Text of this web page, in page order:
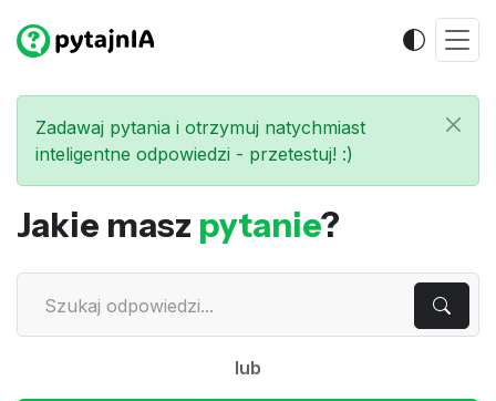
Zadawaj pytania i otrzymuj natychmiast
inteligentne odpowiedzi - przetestuj! :)
Jakie masz pytanie?
lub